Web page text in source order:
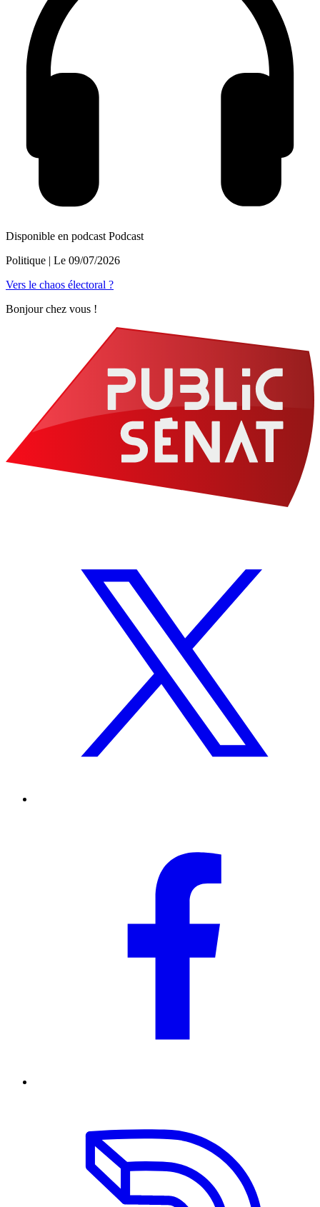
Disponible en podcast Podcast
Politique | Le 09/07/2026
Vers le chaos électoral ?
Bonjour chez vous !